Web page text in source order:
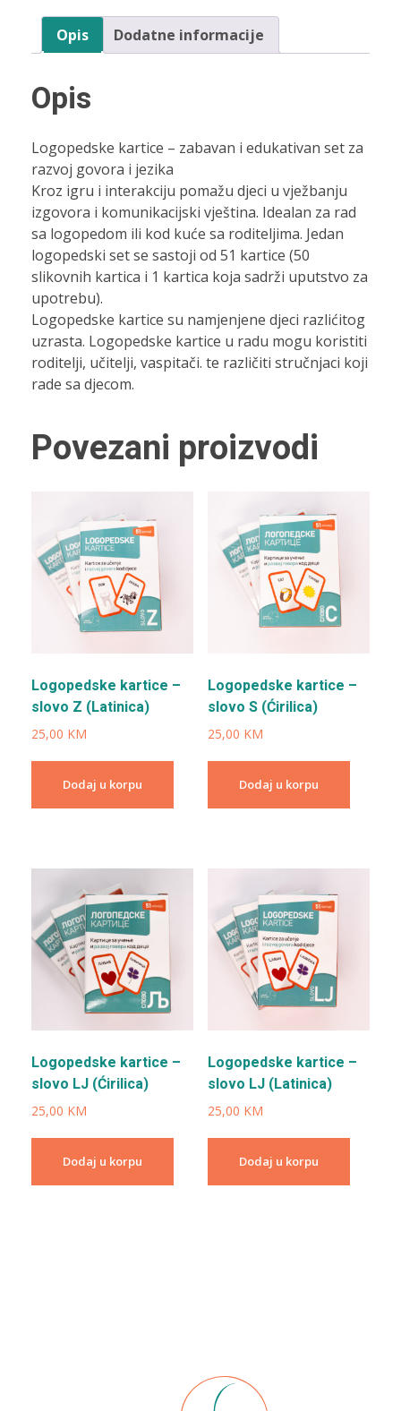
Opis Dodatne informacije
Opis
Logopedske kartice – zabavan i edukativan set za
razvoj govora i jezika
Kroz igru i interakciju pomažu djeci u vježbanju
izgovora i komunikacijski vještina. Idealan za rad
sa logopedom ili kod kuće sa roditeljima. Jedan
logopedski set se sastoji od 51 kartice (50
slikovnih kartica i 1 kartica koja sadrži uputstvo za
upotrebu).
Logopedske kartice su namjenjene djeci razlićitog
uzrasta. Logopedske kartice u radu mogu koristiti
roditelji, učitelji, vaspitači. te različiti stručnjaci koji
rade sa djecom.
Povezani proizvodi
Logopedske kartice –
slovo Z (Latinica)
25,00 KM
Dodaj u korpu
Logopedske kartice –
slovo S (Ćirilica)
25,00 KM
Dodaj u korpu
Logopedske kartice –
slovo LJ (Ćirilica)
25,00 KM
Dodaj u korpu
Logopedske kartice –
slovo LJ (Latinica)
25,00 KM
Dodaj u korpu